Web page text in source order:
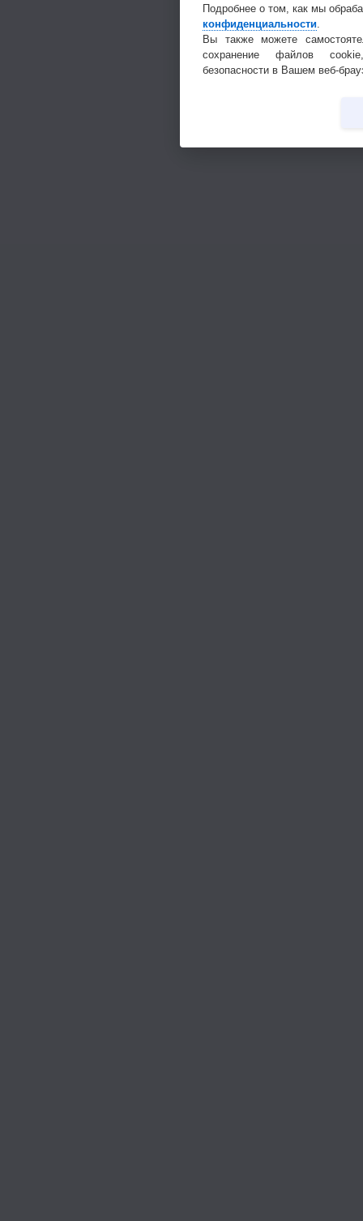
Подробнее о том, как мы
конфиденциальности
Вы также можете
сохранение файлов
безопасности в Вашем веб-